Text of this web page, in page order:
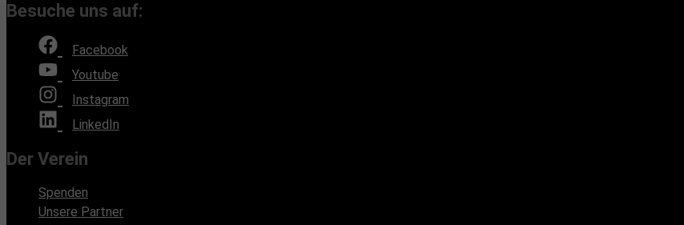
Besuche uns auf:
Facebook
Youtube
Instagram
LinkedIn
Der Verein
Spenden
Unsere Partner